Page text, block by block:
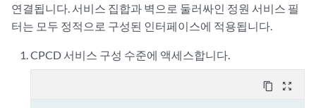
연결됩니다. 서비스 집합과 벽으로 둘러싸인 정원 서비스 필
터는 모두 정적으로 구성된 인터페이스에 적용됩니다.
CPCD 서비스 구성 수준에 액세스합니다.
content_copy zoom_out_map